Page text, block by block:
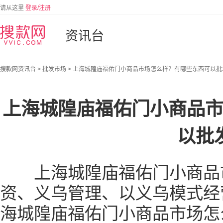
请从这里 登录/注册
资讯台
搜款网资讯台 > 批发市场 > 上海城隍庙福佑门小商品市场怎么样？有哪些东西可以
上海城隍庙福佑门小商品
以批
上海城隍庙福佑门小商品
资、义乌管理、以义乌模式
海城隍庙福佑门小商品市场